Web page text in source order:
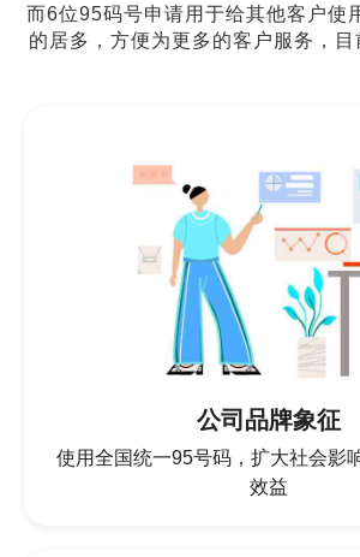
而6位95码号申请用于给其他客户使
的居多，方便为更多的客户服务，目
公司品牌象征
使用全国统一95号码，扩大社会影
效益